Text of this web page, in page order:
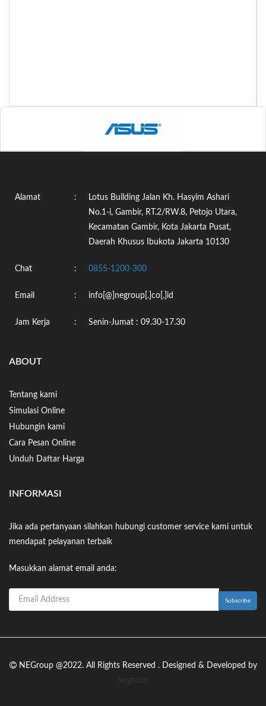
Alamat :
Lotus Building Jalan Kh. Hasyim Ashari
No.1-i, Gambir, RT.2/RW.8, Petojo Utara,
Kecamatan Gambir, Kota Jakarta Pusat,
Daerah Khusus Ibukota Jakarta 10130
Chat : 0855-1200-300
Email : info[@]negroup[.]co[.]id
Jam Kerja : Senin-Jumat : 09.30-17.30
ABOUT
Tentang kami
Simulasi Online
Hubungin kami
Cara Pesan Online
Unduh Daftar Harga
INFORMASI
Jika ada pertanyaan silahkan hubungi customer service kami untuk
mendapat pelayanan terbaik
Masukkan alamat email anda:
NEGroup @2022. All Rights Reserved . Designed & Developed by